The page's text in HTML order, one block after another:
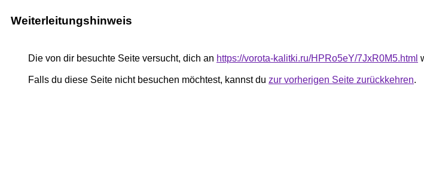
Weiterleitungshinweis
Die von dir besuchte Seite versucht, dich an https://vorota-kalitki.ru/HPRo5eY/7JxR0M5.html
Falls du diese Seite nicht besuchen möchtest, kannst du zur vorherigen Seite zurückkehren.